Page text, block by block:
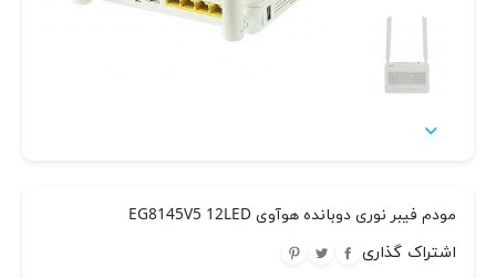

مودم فیبر نوری دوبانده هوآوی EG8145V5 12LED
اشتراک گذاری